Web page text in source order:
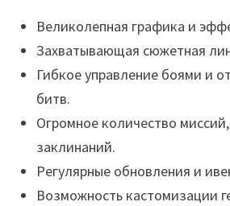
Великолепная графика и
Захватывающая сюжетная
Гибкое управление боями и
битв.
Огромное количество
заклинаний.
Регулярные обновления и
Возможность кастомизации